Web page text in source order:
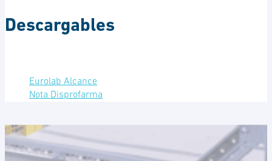
Descargables
Eurolab Alcance
Nota Disprofarma